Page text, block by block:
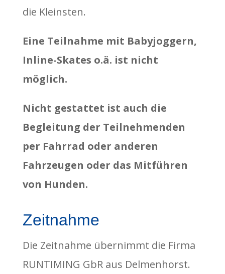
die Kleinsten.
Eine Teilnahme mit Babyjoggern,
Inline-Skates o.ä. ist nicht
möglich.
Nicht gestattet ist auch die
Begleitung der Teilnehmenden
per Fahrrad oder anderen
Fahrzeugen oder das Mitführen
von Hunden.
Zeitnahme
Die Zeitnahme übernimmt die Firma
RUNTIMING GbR aus Delmenhorst.